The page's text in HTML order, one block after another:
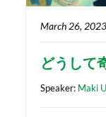
March 26, 2023
どうして
Speaker: Maki